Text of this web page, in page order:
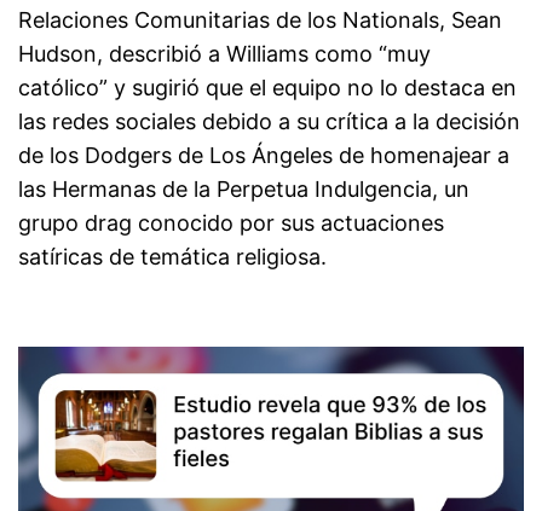
Relaciones Comunitarias de los Nationals, Sean
Hudson, describió a Williams como “muy
católico” y sugirió que el equipo no lo destaca en
las redes sociales debido a su crítica a la decisión
de los Dodgers de Los Ángeles de homenajear a
las Hermanas de la Perpetua Indulgencia, un
grupo drag conocido por sus actuaciones
satíricas de temática religiosa.